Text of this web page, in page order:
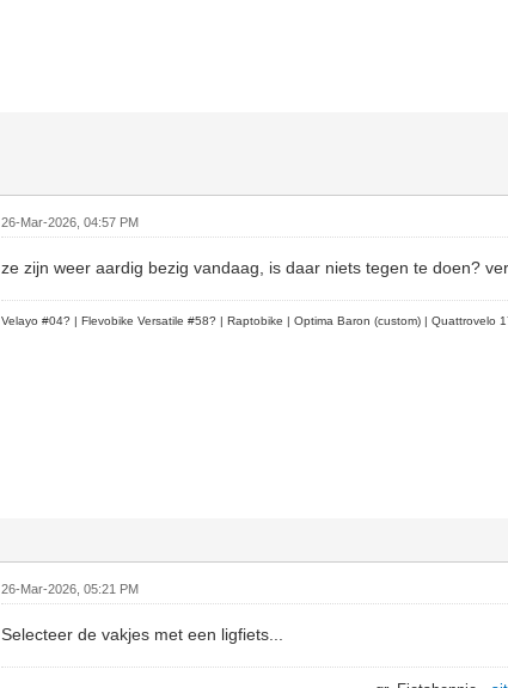
26-Mar-2026, 04:57 PM
ze zijn weer aardig bezig vandaag, is daar niets tegen te doen?
Velayo #04? | Flevobike Versatile #58? | Raptobike | Optima Baron (custom) | Quattrovelo
26-Mar-2026, 05:21 PM
Selecteer de vakjes met een ligfiets...